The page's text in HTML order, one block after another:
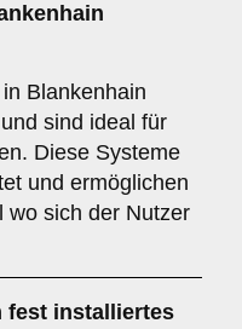
Blankenhain
sind ideal für
Diese Systeme
und ermöglichen
wo sich der Nutzer
fest installiertes